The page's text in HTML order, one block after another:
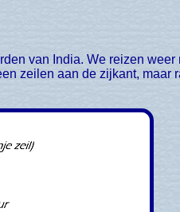
zeilen aan de zijkant, maar